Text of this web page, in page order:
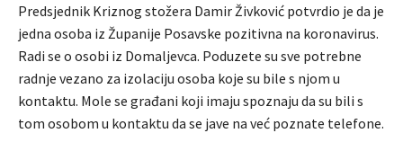
Predsjednik Kriznog stožera Damir Živković potvrdio je da je
jedna osoba iz Županije Posavske pozitivna na koronavirus.
Radi se o osobi iz Domaljevca. Poduzete su sve potrebne
radnje vezano za izolaciju osoba koje su bile s njom u
kontaktu. Mole se građani koji imaju spoznaju da su bili s
tom osobom u kontaktu da se jave na već poznate telefone.